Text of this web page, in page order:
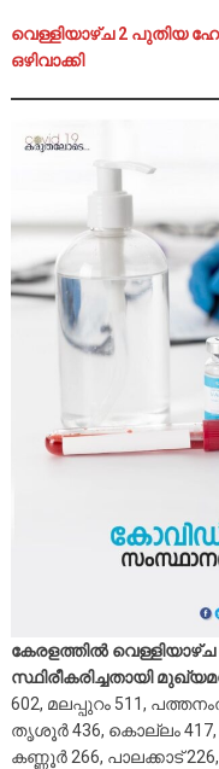
വെള്ളിയാഴ്ച 2 പുതിയ
ഒഴിവാക്കി
കേരളത്തില്‍
സ്ഥിരീകരിച്ചതായി
602, മലപ്പുറം 511,
തൃശൂര്‍ 436, കൊല്ലം 417,
കണ്ണൂര്‍ 266, പാലക്കാട്